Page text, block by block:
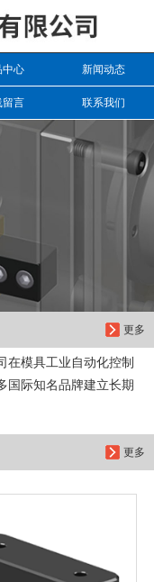
中心 新闻动态
留言 联系我们
更多
模具工业自动化控制
国际知名品牌建立长期
更多
搜索